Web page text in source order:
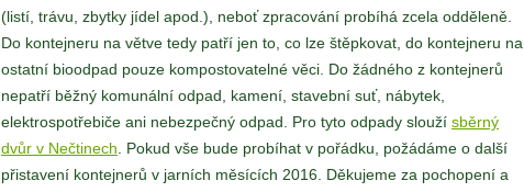
(listí, trávu, zbytky jídel apod.), neboť zpracování probíhá zcela odděleně.
Do kontejneru na větve tedy patří jen to, co lze štěpkovat, do kontejneru na
ostatní bioodpad pouze kompostovatelné věci. Do žádného z kontejnerů
nepatří běžný komunální odpad, kamení, stavební suť, nábytek,
elektrospotřebiče ani nebezpečný odpad. Pro tyto odpady slouží sběrný
dvůr v Nečtinech. Pokud vše bude probíhat v pořádku, požádáme o další
přistavení kontejnerů v jarních měsících 2016. Děkujeme za pochopení a